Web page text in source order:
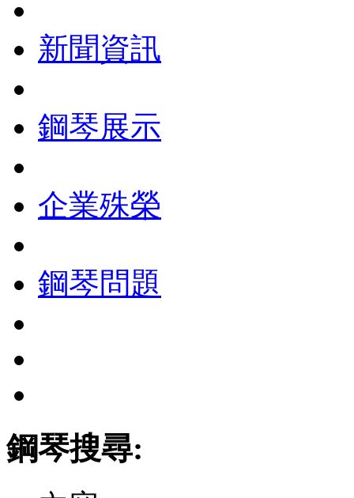
新聞資訊
鋼琴展示
企業殊榮
鋼琴問題
鋼琴搜尋: